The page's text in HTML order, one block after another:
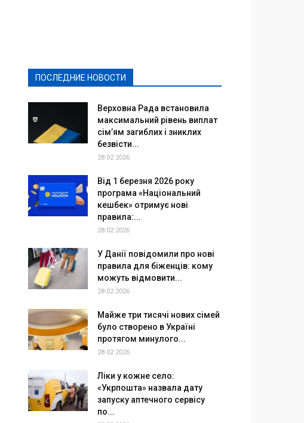
ПОСЛЕДНИЕ НОВОСТИ
Верховна Рада встановила
максимальний рівень виплат
сім’ям загиблих і зниклих
безвісти...
28.02.2026
Від 1 березня 2026 року
програма «Національний
кешбек» отримує нові
правила:...
28.02.2026
У Данії повідомили про нові
правила для біженців: кому
можуть відмовити...
28.02.2026
Майже три тисячі нових сімей
було створено в Україні
протягом минулого...
28.02.2026
Ліки у кожне село:
«Укрпошта» назвала дату
запуску аптечного сервісу
по...